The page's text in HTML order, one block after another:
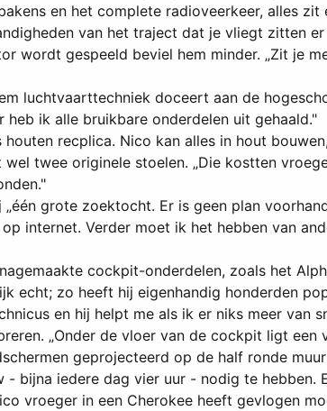
en het complete radioveerkeer, alles
van het traject dat je vliegt zitten
wordt gespeeld beviel hem minder. „Zit je
luchtvaarttechniek doceert aan de
ik alle bruikbare onderdelen uit gehaald."
recplica. Nico kan alles in hout
twee originele stoelen. „Die kostten
grote zoektocht. Er is geen plan
internet. Verder moet ik het hebben van
cockpit-onderdelen, zoals het
echt; zo heeft hij eigenhandig honderden
en hij helpt me als ik er niks meer van
„Onder de vloer van de cockpit ligt
geprojecteerd op de half ronde
bijna iedere dag vier uur - nodig te hebben.
vroeger in een Cherokee heeft gevlogen